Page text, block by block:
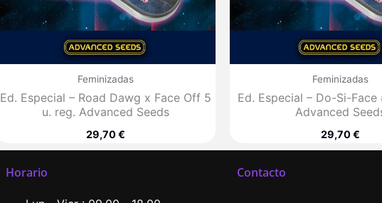
Feminizadas
Ed. Especial – Road Dawg x Face Off 5
u. reg. Advanced Seeds
29,70€
Feminizadas
Ed. Especial – Do-Si-Face
Advanced
29,70€
Horario Contacto